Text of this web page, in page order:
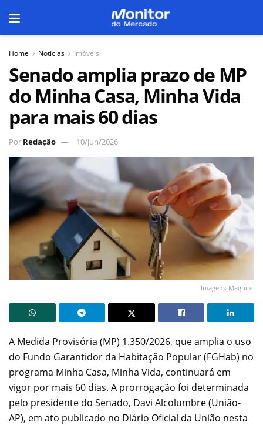
Home Notícias Imóveis
Senado amplia prazo de MP
do Minha Casa, Minha Vida
para mais 60 dias
Por Redação 10/jun/2026
Imagem: Magnific
A Medida Provisória (MP) 1.350/2026, que amplia o uso
do Fundo Garantidor da Habitação Popular (FGHab) no
programa Minha Casa, Minha Vida, continuará em
vigor por mais 60 dias. A prorrogação foi determinada
pelo presidente do Senado, Davi Alcolumbre (União-
AP), em ato publicado no Diário Oficial da União nesta